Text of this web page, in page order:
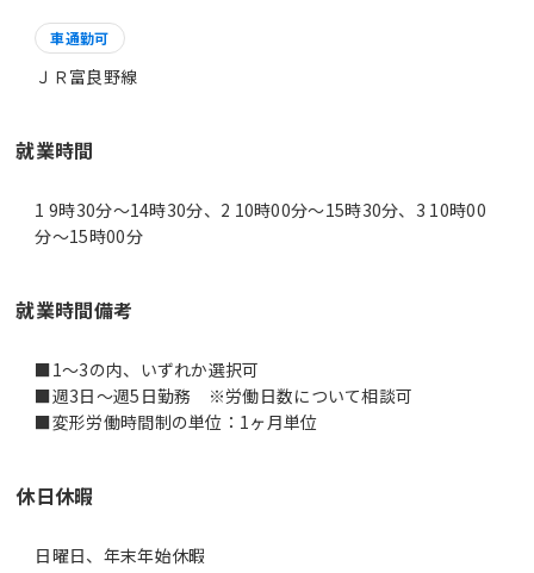
車通勤可
ＪＲ富良野線
就業時間
1 9時30分〜14時30分、2 10時00分〜15時30分、3 10時00
分〜15時00分
就業時間備考
■1～3の内、いずれか選択可
■週3日～週5日勤務 ※労働日数について相談可
休日休暇
日曜日、年末年始休暇